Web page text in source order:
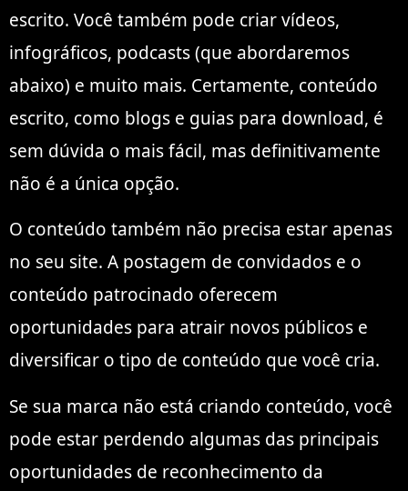
escrito. Você também pode criar vídeos,
infográficos, podcasts (que abordaremos
abaixo) e muito mais. Certamente, conteúdo
escrito, como blogs e guias para download, é
sem dúvida o mais fácil, mas definitivamente
não é a única opção.
O conteúdo também não precisa estar apenas
no seu site. A postagem de convidados e o
conteúdo patrocinado oferecem
oportunidades para atrair novos públicos e
diversificar o tipo de conteúdo que você cria.
Se sua marca não está criando conteúdo, você
pode estar perdendo algumas das principais
oportunidades de reconhecimento da